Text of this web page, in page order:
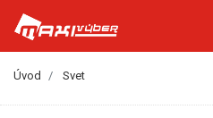
Úvod Svet